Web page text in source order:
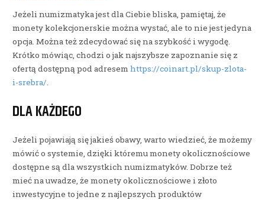
Jeżeli numizmatyka jest dla Ciebie bliska, pamiętaj, że
monety kolekcjonerskie można wystać, ale to nie jest jedyna
opcja. Można też zdecydować się na szybkość i wygodę.
Krótko mówiąc, chodzi o jak najszybsze zapoznanie się z
ofertą dostępną pod adresemhttps://coinart.pl/skup-zlota-
i-srebra/.
DLA KAŻDEGO
Jeżeli pojawiają się jakieś obawy, warto wiedzieć, że możemy
mówić o systemie, dzięki któremu monety okolicznościowe
dostępne są dla wszystkich numizmatyków. Dobrze też
mieć na uwadze, że monety okolicznościowe i złoto
inwestycyjne to jedne z najlepszych produktów